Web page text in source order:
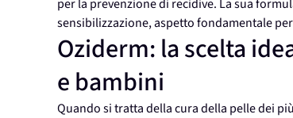
per la prevenzione di recidive. La sua
sensibilizzazione, aspetto fondamentale
Oziderm: la scelta
e bambini
Quando si tratta della cura della pelle dei